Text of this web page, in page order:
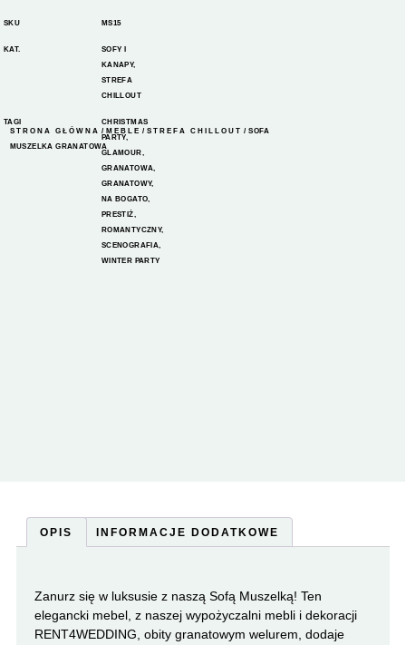
SKU MS15
KAT.
SOFY I
KANAPY,
STREFA
CHILLOUT
TAGI
CHRISTMAS
PARTY,
GLAMOUR,
GRANATOWA,
GRANATOWY,
NA BOGATO,
PRESTIŻ,
ROMANTYCZNY,
SCENOGRAFIA,
WINTER PARTY
STRONA GŁÓWNA / MEBLE /STREFA CHILLOUT / SOFA
MUSZELKA GRANATOWA
OPIS INFORMACJE DODATKOWE
Zanurz się w luksusie z naszą Sofą Muszelką! Ten
elegancki mebel, z naszej wypożyczalni mebli i dekoracji
RENT4WEDDING, obity granatowym welurem, dodaje